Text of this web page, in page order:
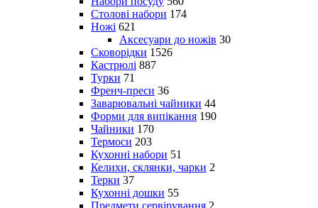
Столові набори 174
Ножі 621
Аксесуари до ножів 30
Сковорідки 1526
Кастрюлі 887
Турки 71
Френч-преси 36
Заварювальні чайники 44
Форми для випікання 190
Чайники 170
Термоси 203
Кухонні набори 51
Келихи, склянки, чарки 2
Терки 37
Кухонні дошки 55
Предмети сервірування 2